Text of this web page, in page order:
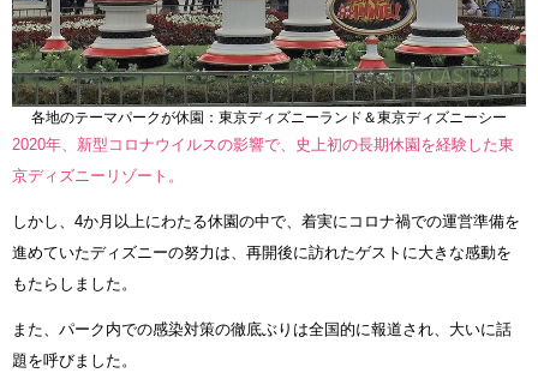
各地のテーマパークが休園：東京ディズニーランド＆東京ディズニーシー
2020年、新型コロナウイルスの影響で、史上初の長期休園を経験した東
京ディズニーリゾート。
しかし、4か月以上にわたる休園の中で、着実にコロナ禍での運営準備を
進めていたディズニーの努力は、再開後に訪れたゲストに大きな感動を
もたらしました。
また、パーク内での感染対策の徹底ぶりは全国的に報道され、大いに話
題を呼びました。